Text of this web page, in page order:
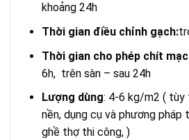
khoảng 24h
Thời gian điều chỉnh gạch:
Thời gian cho phép chít
6h, trên sàn – sau 24h
Lượng dùng: 4-6 kg/m­­2 (
nền, dụng cụ và phương pháp
ghề thợ thi công, )